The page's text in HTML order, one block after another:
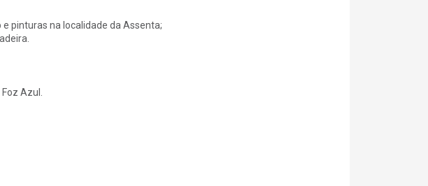
pinturas na localidade da Assenta;
Azul.